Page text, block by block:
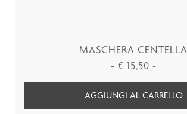
MASCHERA CENTELLA
- € 15,50 -
AGGIUNGI AL CARRELLO